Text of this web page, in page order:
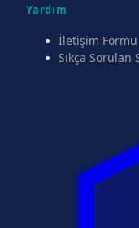
Yardım
İletişim Formu
Sıkça Sorulan